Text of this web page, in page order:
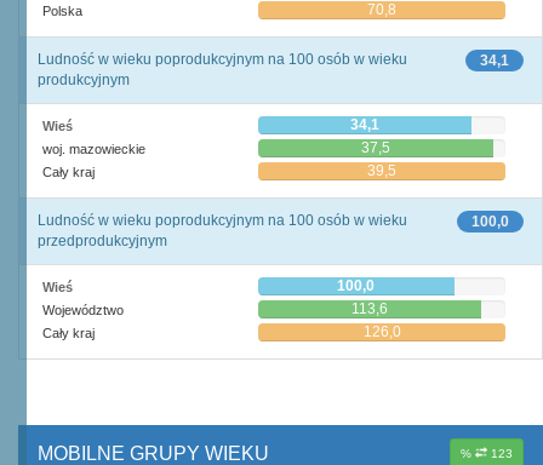
Polska 70,8
34,1
Ludność w wieku poprodukcyjnym na 100 osób w wieku
produkcyjnym
Wieś 34,1
woj. mazowieckie 37,5
Cały kraj 39,5
100,0
Ludność w wieku poprodukcyjnym na 100 osób w wieku
przedprodukcyjnym
Wieś 100,0
Województwo 113,6
Cały kraj 126,0
% 123
MOBILNE GRUPY WIEKU